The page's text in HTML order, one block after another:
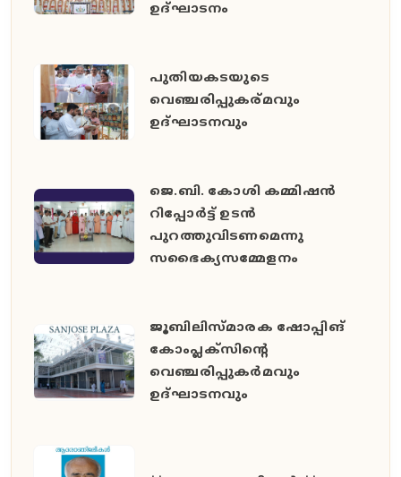
ഉദ്ഘാടനം
പുതിയകടയുടെ
വെഞ്ചരിപ്പുകര്മവും
ഉദ്‌ഘാടനവും
ജെ.ബി. കോശി കമ്മിഷൻ
റിപ്പോർട്ട് ഉടൻ
പുറത്തുവിടണമെന്നു
സഭൈക്യസമ്മേളനം
ജൂബിലിസ്മാരക ഷോപ്പിങ്
കോംപ്ലക്സിന്റെ
വെഞ്ചരിപ്പുകർമവും
ഉദ്ഘാടനവും